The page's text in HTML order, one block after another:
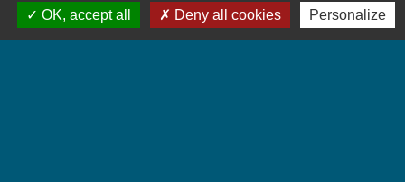
+33 4 79 28 10 12
OK, accept all
Deny all cookies Personalize